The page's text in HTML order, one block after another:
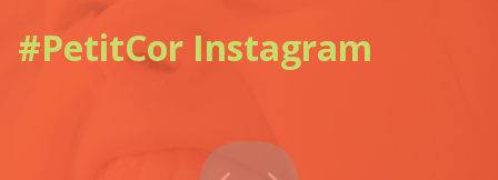
#PetitCor Instagram